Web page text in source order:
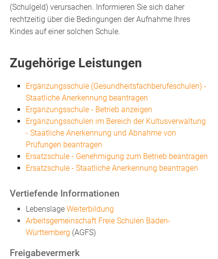
(Schulgeld) verursachen. Informieren Sie sich daher
rechtzeitig über die Bedingungen der Aufnahme Ihres
Kindes auf einer solchen Schule.
Vertiefende Informationen
Lebenslage Weiterbildung
Arbeitsgemeinschaft Freie Schulen Baden-
Württemberg (AGFS)
Zugehörige Leistungen
Ergänzungsschule (Gesundheitsfachberufeschulen) -
Staatliche Anerkennung beantragen
Ergänzungsschule - Betrieb anzeigen
Ergänzungsschulen im Bereich der Kultusverwaltung
- Staatliche Anerkennung und Abnahme von
Prüfungen beantragen
Ersatzschule - Genehmigung zum Betrieb beantragen
Ersatzschule - Staatliche Anerkennung beantragen
Freigabevermerk